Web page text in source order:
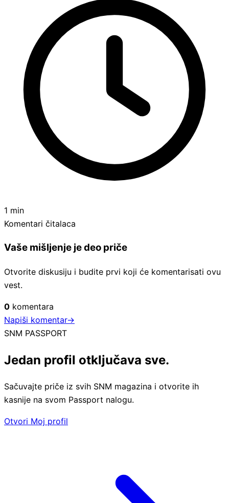
1 min
Komentari čitalaca
Vaše mišljenje je deo priče
Otvorite diskusiju i budite prvi koji će komentarisati ovu
vest.
0 komentara
Napiši komentar→
SNM PASSPORT
Jedan profil otključava sve.
Sačuvajte priče iz svih SNM magazina i otvorite ih
kasnije na svom Passport nalogu.
Otvori Moj profil